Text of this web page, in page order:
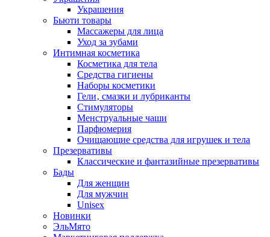
Украшения
Бьюти товары
Массажеры для лица
Уход за зубами
Интимная косметика
Косметика для тела
Средства гигиены
Наборы косметики
Гели‚ смазки и лубриканты
Стимуляторы
Менструальные чаши
Парфюмерия
Очищающие средства для игрушек и тела
Презервативы
Классические и фантазийные презервативы
Бады
Для женщин
Для мужчин
Unisex
Новинки
ЭльМято